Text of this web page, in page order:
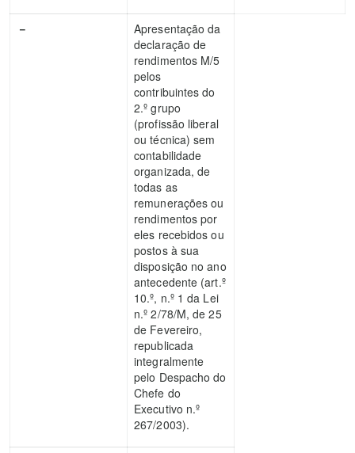
－
Apresentação da
declaração de
rendimentos M/5
pelos
contribuintes do
2.º grupo
(profissão liberal
ou técnica) sem
contabilidade
organizada, de
todas as
remunerações ou
rendimentos por
eles recebidos ou
postos à sua
disposição no ano
antecedente (art.º
10.º, n.º 1 da Lei
n.º 2/78/M, de 25
de Fevereiro,
republicada
integralmente
pelo Despacho do
Chefe do
Executivo n.º
267/2003).